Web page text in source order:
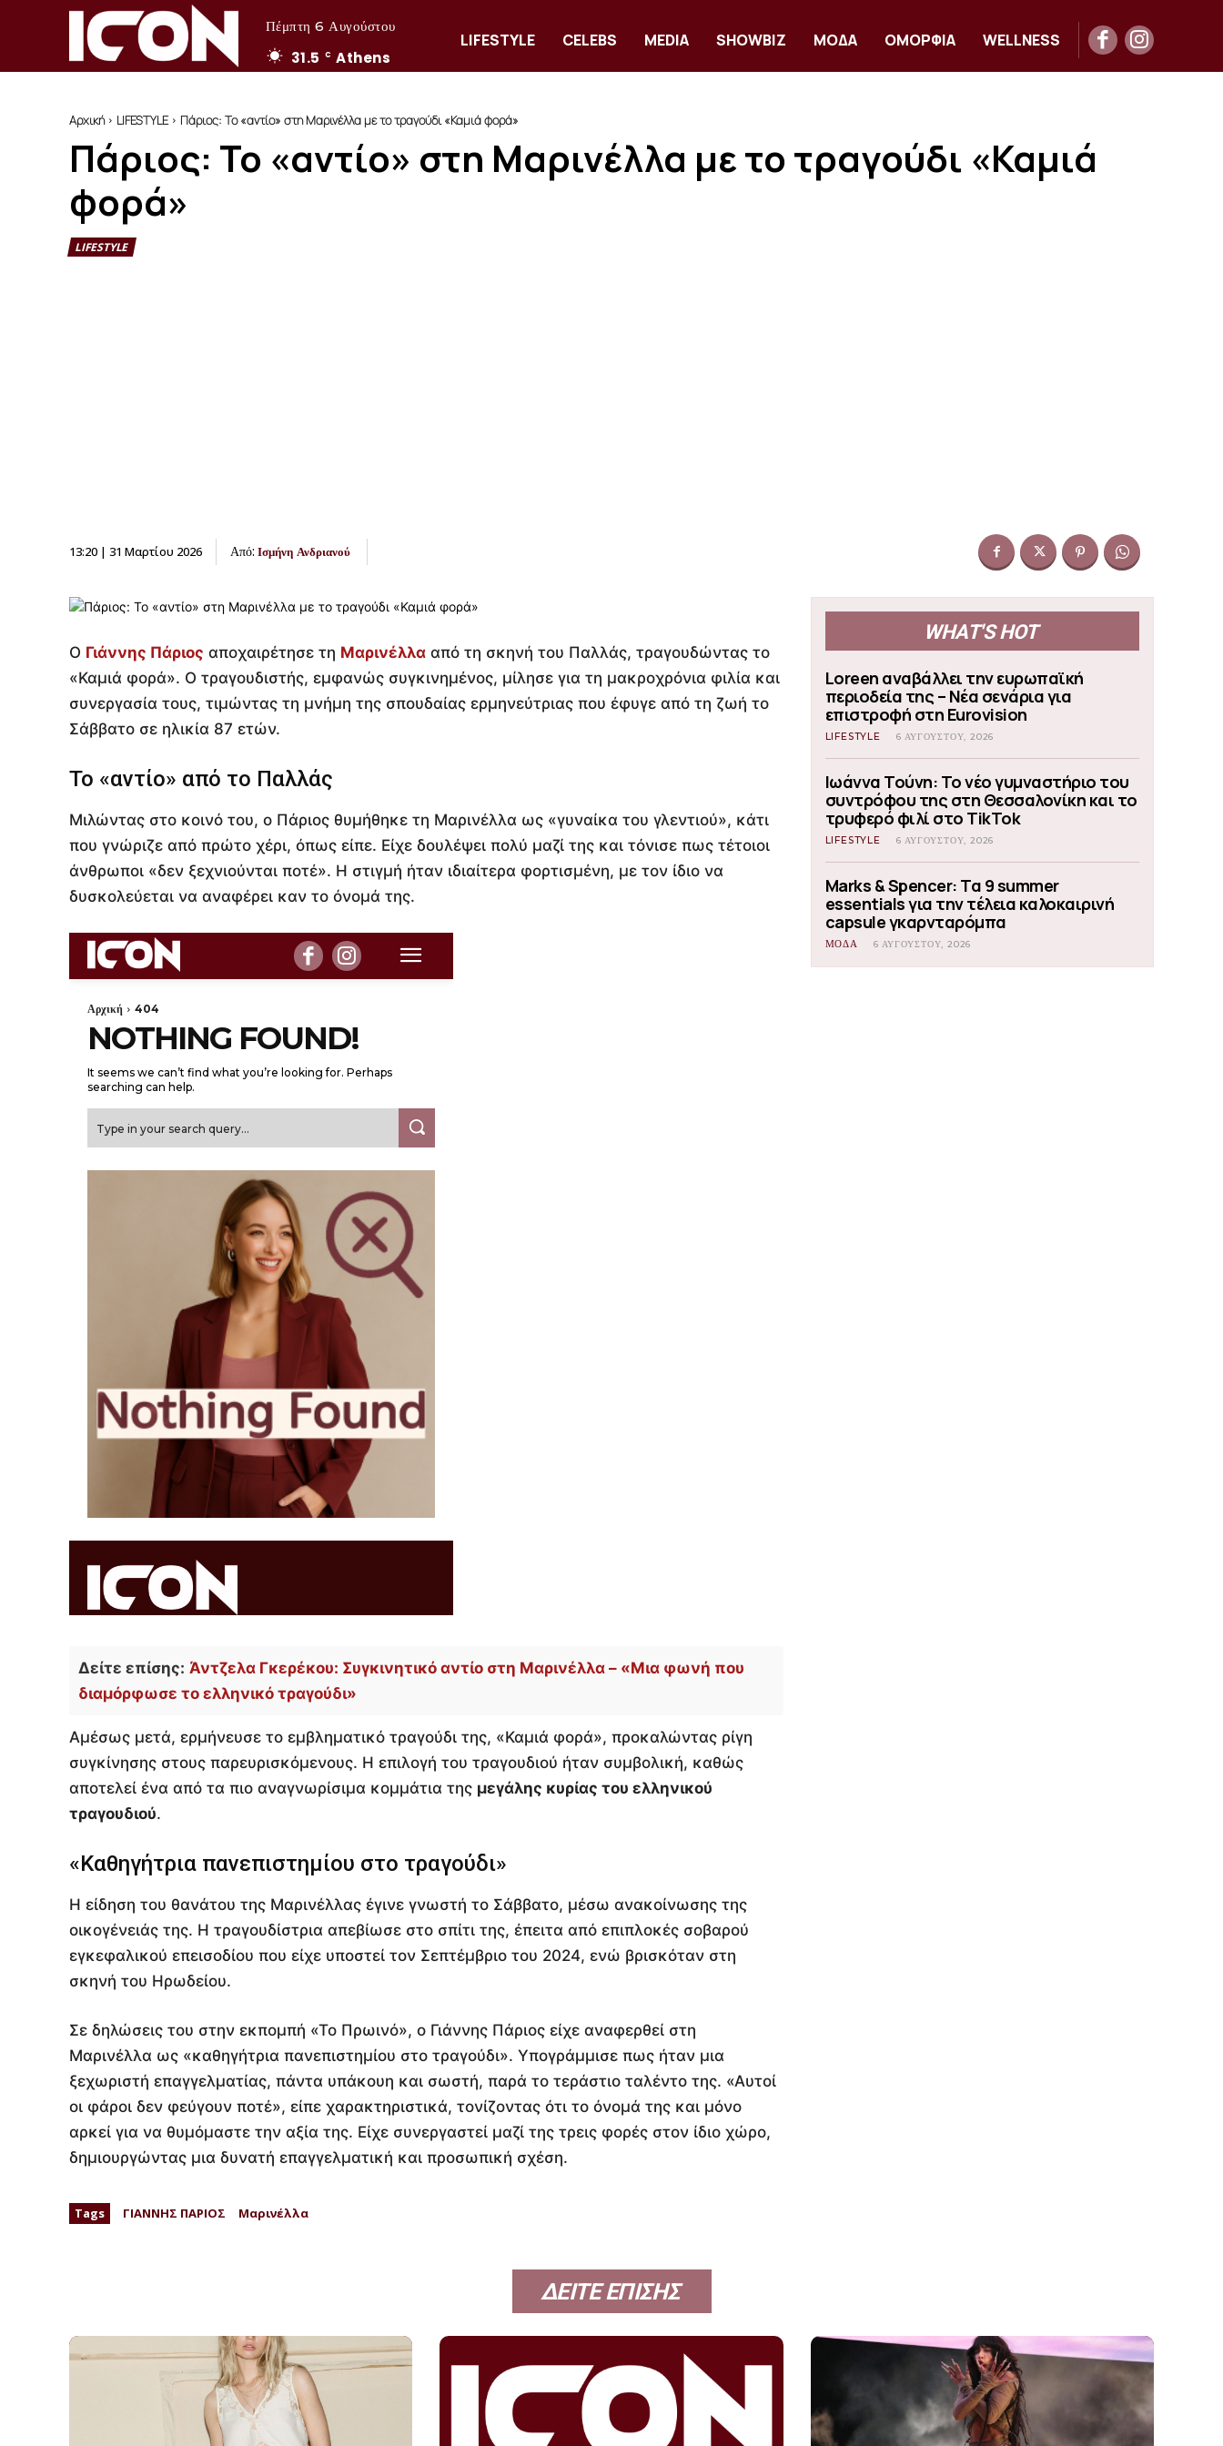
Πέμπτη 6 Αυγούστου
31.5 C Athens
LIFESTYLE CELEBS MEDIA SHOWBIZ ΜΟΔΑ ΟΜΟΡΦΙΑ WELLNESS
Αρχική LIFESTYLE Πάριος: Το «αντίο» στη Μαρινέλλα με το τραγούδι «Καμιά φορά»
Πάριος: Το «αντίο» στη Μαρινέλλα με το τραγούδι «Καμιά
φορά»
LIFESTYLE
13:20 | 31 Μαρτίου 2026 Από: Ισμήνη Ανδριανού
Ο Γιάννης Πάριος αποχαιρέτησε τη Μαρινέλλα από τη σκηνή του Παλλάς, τραγουδώντας το
«Καμιά φορά». Ο τραγουδιστής, εμφανώς συγκινημένος, μίλησε για τη μακροχρόνια φιλία και
συνεργασία τους, τιμώντας τη μνήμη της σπουδαίας ερμηνεύτριας που έφυγε από τη ζωή το
Σάββατο σε ηλικία 87 ετών.
Το «αντίο» από το Παλλάς
Μιλώντας στο κοινό του, ο Πάριος θυμήθηκε τη Μαρινέλλα ως «γυναίκα του γλεντιού», κάτι
που γνώριζε από πρώτο χέρι, όπως είπε. Είχε δουλέψει πολύ μαζί της και τόνισε πως τέτοιοι
άνθρωποι «δεν ξεχνιούνται ποτέ». Η στιγμή ήταν ιδιαίτερα φορτισμένη, με τον ίδιο να
δυσκολεύεται να αναφέρει καν το όνομά της.
Δείτε επίσης: Άντζελα Γκερέκου: Συγκινητικό αντίο στη Μαρινέλλα – «Μια φωνή που
διαμόρφωσε το ελληνικό τραγούδι»
Αμέσως μετά, ερμήνευσε το εμβληματικό τραγούδι της, «Καμιά φορά», προκαλώντας ρίγη
συγκίνησης στους παρευρισκόμενους. Η επιλογή του τραγουδιού ήταν συμβολική, καθώς
αποτελεί ένα από τα πιο αναγνωρίσιμα κομμάτια της μεγάλης κυρίας του ελληνικού
τραγουδιού.
«Καθηγήτρια πανεπιστημίου στο τραγούδι»
Η είδηση του θανάτου της Μαρινέλλας έγινε γνωστή το Σάββατο, μέσω ανακοίνωσης της
οικογένειάς της. Η τραγουδίστρια απεβίωσε στο σπίτι της, έπειτα από επιπλοκές σοβαρού
εγκεφαλικού επεισοδίου που είχε υποστεί τον Σεπτέμβριο του 2024, ενώ βρισκόταν στη
σκηνή του Ηρωδείου.
Σε δηλώσεις του στην εκπομπή «Το Πρωινό», ο Γιάννης Πάριος είχε αναφερθεί στη
Μαρινέλλα ως «καθηγήτρια πανεπιστημίου στο τραγούδι». Υπογράμμισε πως ήταν μια
ξεχωριστή επαγγελματίας, πάντα υπάκουη και σωστή, παρά το τεράστιο ταλέντο της. «Αυτοί
οι φάροι δεν φεύγουν ποτέ», είπε χαρακτηριστικά, τονίζοντας ότι το όνομά της και μόνο
αρκεί για να θυμόμαστε την αξία της. Είχε συνεργαστεί μαζί της τρεις φορές στον ίδιο χώρο,
δημιουργώντας μια δυνατή επαγγελματική και προσωπική σχέση.
Tags ΓΙΑΝΝΗΣ ΠΑΡΙΟΣ Μαρινέλλα
WHAT'S HOT
Loreen αναβάλλει την ευρωπαϊκή
περιοδεία της – Νέα σενάρια για
επιστροφή στη Eurovision
LIFESTYLE 6 ΑΥΓΟΎΣΤΟΥ, 2026
Ιωάννα Τούνη: Το νέο γυμναστήριο του
συντρόφου της στη Θεσσαλονίκη και το
τρυφερό φιλί στο TikTok
LIFESTYLE 6 ΑΥΓΟΎΣΤΟΥ, 2026
Marks & Spencer: Τα 9 summer
essentials για την τέλεια καλοκαιρινή
capsule γκαρνταρόμπα
ΜΟΔΑ 6 ΑΥΓΟΎΣΤΟΥ, 2026
ΔΕΙΤΕ ΕΠΙΣΗΣ